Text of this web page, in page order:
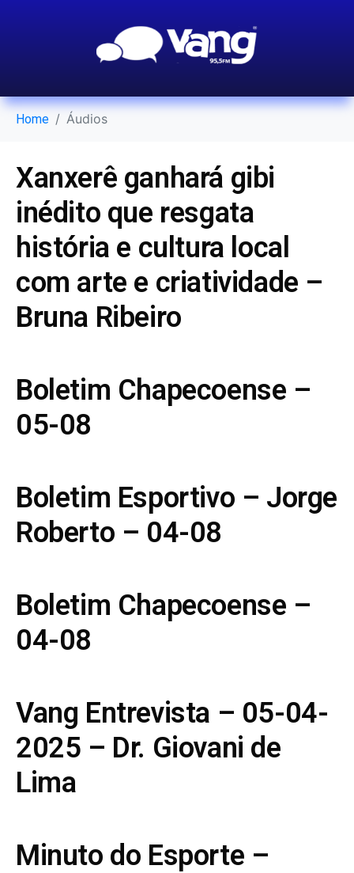
Home Áudios
Xanxerê ganhará gibi
inédito que resgata
história e cultura local
com arte e criatividade –
Bruna Ribeiro
Boletim Chapecoense –
05-08
Boletim Esportivo – Jorge
Roberto – 04-08
Boletim Chapecoense –
04-08
Vang Entrevista – 05-04-
2025 – Dr. Giovani de
Lima
Minuto do Esporte –